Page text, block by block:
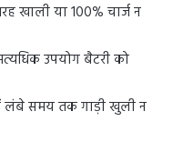
खाली या 100% चार्ज न
उपयोग बैटरी को
लंबे समय तक गाड़ी खुली न